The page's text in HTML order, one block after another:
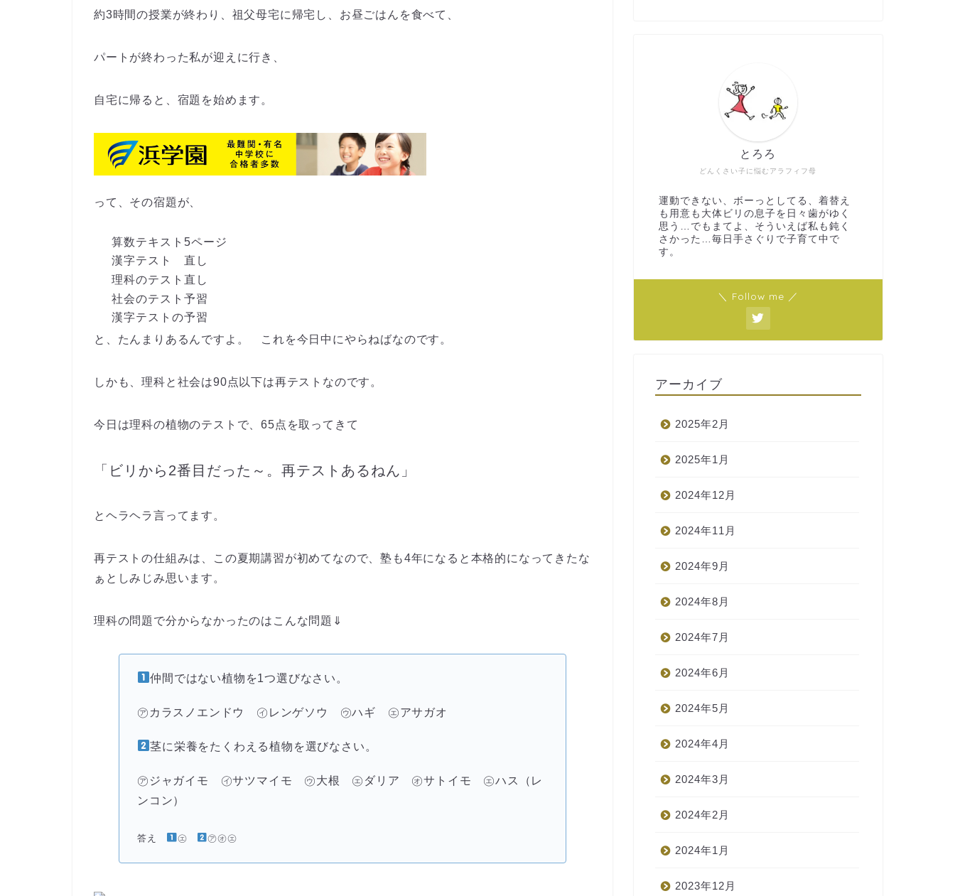
約3時間の授業が終わり、祖父母宅に帰宅し、お昼ごはんを食べて、
パートが終わった私が迎えに行き、
自宅に帰ると、宿題を始めます。
って、その宿題が、
算数テキスト5ページ
漢字テスト 直し
理科のテスト直し
社会のテスト予習
漢字テストの予習
と、たんまりあるんですよ。 これを今日中 にやらねばなのです。
しかも、理科と社会は90点 以下は再テスト なのです。
今日は理科の植物のテストで、65点 を取ってきて
「ビリから2番目だった～。再テストあるねん」
とヘラヘラ言ってます。
再テストの仕組みは、この夏期講習が初めて なので、塾も4年になると 本格的になってきたな
ぁとしみじみ思います。
理科の問題 で分からなかったのはこんな問題⇓
仲間ではない植物を1つ選びなさい。
㋐カラスノエンドウ ㋑レンゲソウ ㋒ハギ ㋓アサガオ
茎に栄養をたくわえる植物を選びなさい。
㋐ジャガイモ ㋑サツマイモ ㋒大根 ㋓ダリア ㋔サトイモ ㋓ハス（レ
ンコン）
答え ㋓ ㋐㋔㋓
どんくさい子に悩むアラフィフ母
とろろ
運動できない、ボーっとしてる、着替え
も用意も大体ビリの息子を日々歯がゆく
思う…でもまてよ、そういえば私も鈍く
さかった…毎日手さぐりで子育て中で
す。
＼ Follow me ／
アーカイブ
2025年2月
2025年1月
2024年12月
2024年11月
2024年9月
2024年8月
2024年7月
2024年6月
2024年5月
2024年4月
2024年3月
2024年2月
2024年1月
2023年12月